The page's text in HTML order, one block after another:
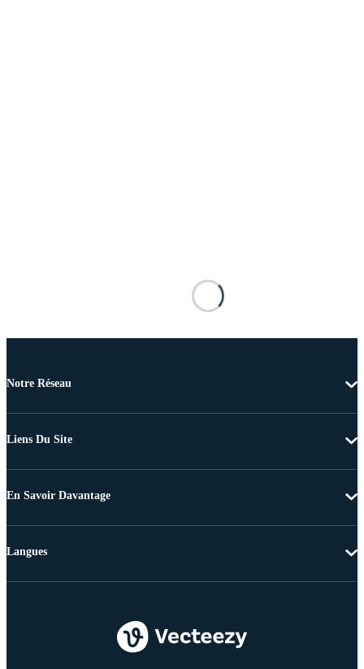
Notre Réseau
Liens Du Site
En Savoir Davantage
Langues